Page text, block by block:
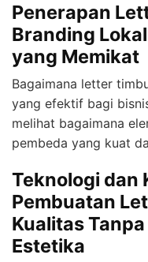
Penerapan
Branding
yang Memikat
Bagaimana letter
yang efektif bagi
melihat bagaimana
pembeda yang kuat
Teknologi dan
Pembuatan
Kualitas
Estetika